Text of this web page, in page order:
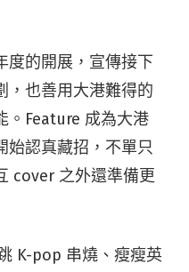
度的開展，宣傳接下
，也善用大港難得的
。Feature 成為大港
始認真藏招，不單只
cover 之外還準備更
K-pop 串燒、瘦瘦英